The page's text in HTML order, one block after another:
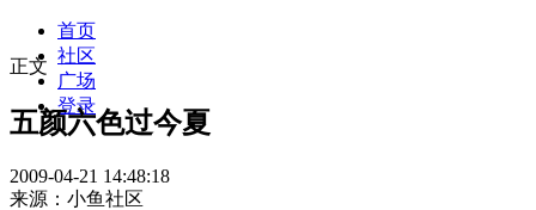
首页
社区
广场
登录
正文
五颜六色过今夏
2009-04-21 14:48:18
来源：小鱼社区